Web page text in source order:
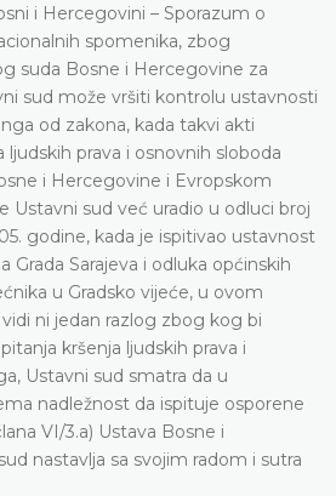
i Hercegovini – Sporazum o
spomenika, zbog
suda Bosne i Hercegovine za
sud može vršiti kontrolu ustavnosti
od zakona, kada takvi akti
prava i osnovnih sloboda
i Hercegovine i Evropskom
Ustavni sud već uradio u odluci broj
godine, kada je ispitivao ustavnost
Grada Sarajeva i odluka općinskih
u Gradsko vijeće, u ovom
ni jedan razlog zbog kog bi
kršenja ljudskih prava i
Ustavni sud smatra da u
nadležnost da ispituje osporene
VI/3.a) Ustava Bosne i
nastavlja sa svojim radom i sutra